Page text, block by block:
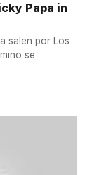
Papa in
salen por Los
se